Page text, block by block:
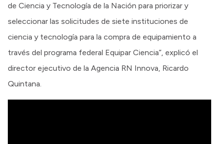
de Ciencia y Tecnología de la Nación para priorizar y
seleccionar las solicitudes de siete instituciones de
ciencia y tecnología para la compra de equipamiento a
través del programa federal Equipar Ciencia”, explicó el
director ejecutivo de la Agencia RN Innova, Ricardo
Quintana.